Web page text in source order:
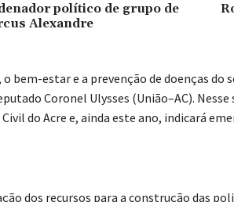
político de grupo de
Alexandre
bem-estar e a prevenção de doenças
Coronel Ulysses (União–AC).
do Acre e, ainda este ano, indicará
dos recursos para a construção das